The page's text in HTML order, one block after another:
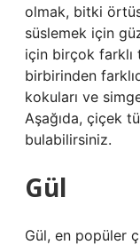
olmak, bitki
süslemek için
için birçok farklı
birbirinden
kokuları ve
Aşağıda, çiçek
bulabilirsiniz.
Gül
Gül, en popüler